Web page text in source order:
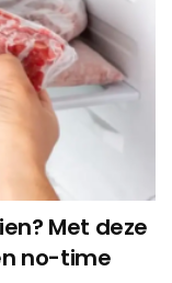
Met deze
no-time